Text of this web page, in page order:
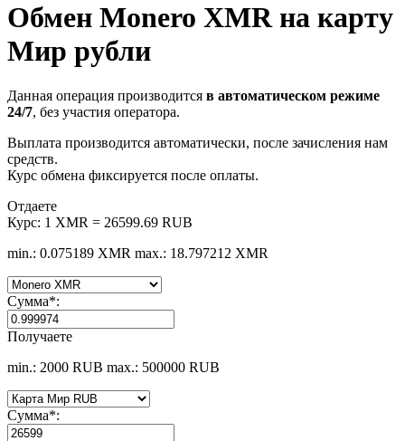
Обмен Monero XMR на карту
Мир рубли
Данная операция производится в автоматическом режиме
24/7, без участия оператора.
Выплата производится автоматически, после зачисления нам
средств.
Курс обмена фиксируется после оплаты.
Отдаете
Курс: 1 XMR = 26599.69 RUB
min.: 0.075189 XMR max.: 18.797212 XMR
Сумма*:
Получаете
min.: 2000 RUB max.: 500000 RUB
Сумма*: